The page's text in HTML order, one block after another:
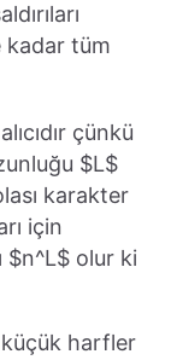
kadar tüm
çünkü
$L$
karakter
için
$n^L$ olur ki
küçük harfler